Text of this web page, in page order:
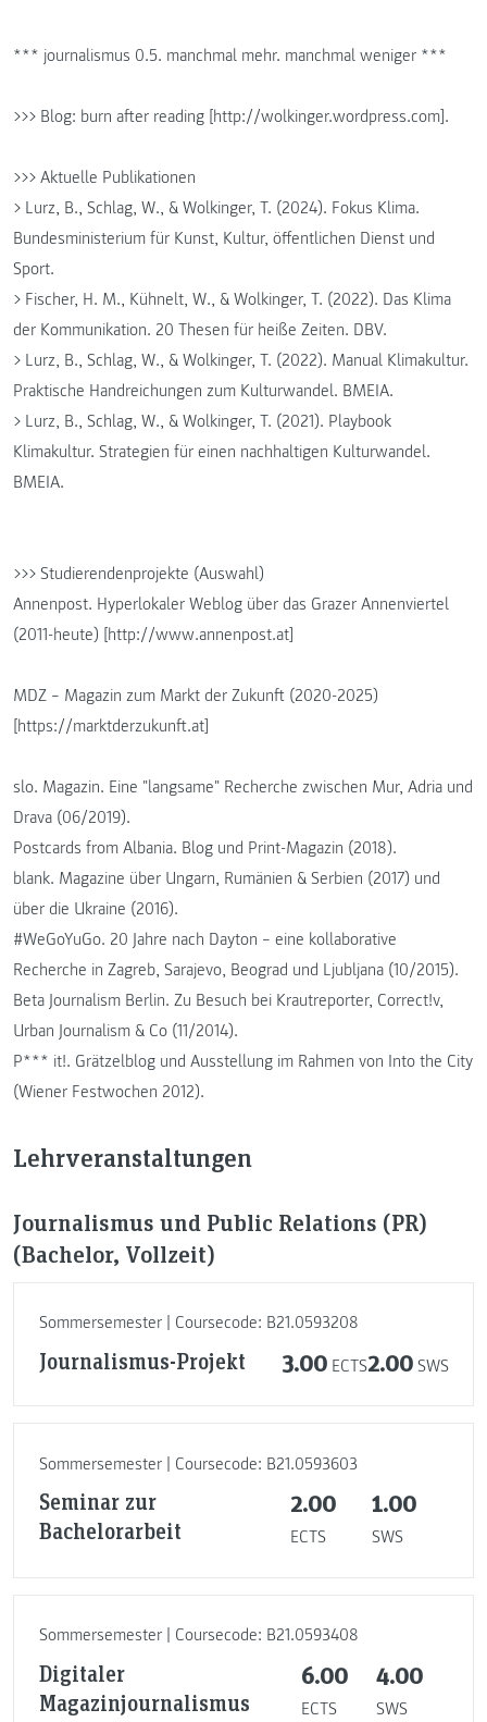
*** journalismus 0.5. manchmal mehr. manchmal weniger ***
>>> Blog: burn after reading [http://wolkinger.wordpress.com].
>>> Aktuelle Publikationen
> Lurz, B., Schlag, W., & Wolkinger, T. (2024). Fokus Klima.
Bundesministerium für Kunst, Kultur, öffentlichen Dienst und
Sport.
> Fischer, H. M., Kühnelt, W., & Wolkinger, T. (2022). Das Klima
der Kommunikation. 20 Thesen für heiße Zeiten. DBV.
> Lurz, B., Schlag, W., & Wolkinger, T. (2022). Manual Klimakultur.
Praktische Handreichungen zum Kulturwandel. BMEIA.
> Lurz, B., Schlag, W., & Wolkinger, T. (2021). Playbook
Klimakultur. Strategien für einen nachhaltigen Kulturwandel.
BMEIA.
>>> Studierendenprojekte (Auswahl)
Annenpost. Hyperlokaler Weblog über das Grazer Annenviertel
(2011-heute) [http://www.annenpost.at]
MDZ – Magazin zum Markt der Zukunft (2020-2025)
[https://marktderzukunft.at]
slo. Magazin. Eine "langsame" Recherche zwischen Mur, Adria und
Drava (06/2019).
Postcards from Albania. Blog und Print-Magazin (2018).
blank. Magazine über Ungarn, Rumänien & Serbien (2017) und
über die Ukraine (2016).
#WeGoYuGo. 20 Jahre nach Dayton – eine kollaborative
Recherche in Zagreb, Sarajevo, Beograd und Ljubljana (10/2015).
Beta Journalism Berlin. Zu Besuch bei Krautreporter, Correct!v,
Urban Journalism & Co (11/2014).
P*** it!. Grätzelblog und Ausstellung im Rahmen von Into the City
(Wiener Festwochen 2012).
Lehrveranstaltungen
Journalismus und Public Relations (PR)
(Bachelor, Vollzeit)
Sommersemester | Coursecode: B21.0593208
Journalismus-Projekt 3.00 ECTS2.00 SWS
Sommersemester | Coursecode: B21.0593603
Seminar zur
Bachelorarbeit
2.00
ECTS
1.00
SWS
Sommersemester | Coursecode: B21.0593408
Digitaler
Magazinjournalismus
6.00
ECTS
4.00
SWS